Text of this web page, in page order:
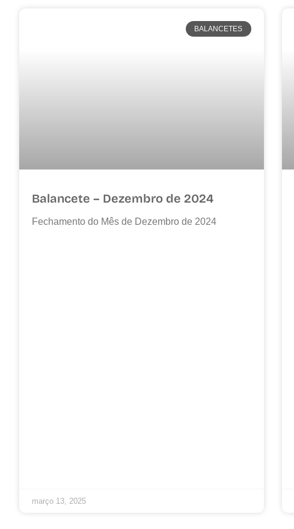
BALANCETES
Balancete – Dezembro de 2024
Fechamento do Mês de Dezembro de 2024
março 13, 2025